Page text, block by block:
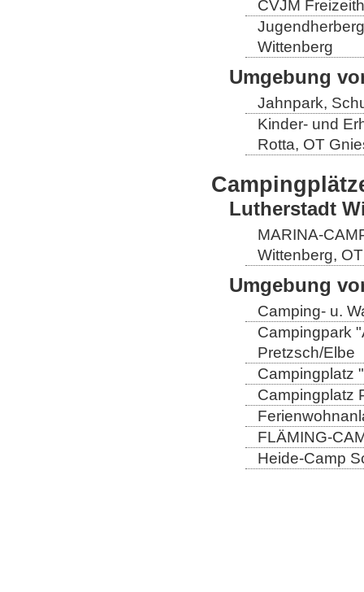
CVJM
Wittenberg
Umgebung
Jahnpark,
Kinder- und
Rotta, OT
Lutherstadt
MARINA-
Wittenberg,
Umgebung
Camping- u.
Campingpark
Pretzsch/Elbe
Campingplatz
Campingplatz
FLÄMING-
Heide-Camp